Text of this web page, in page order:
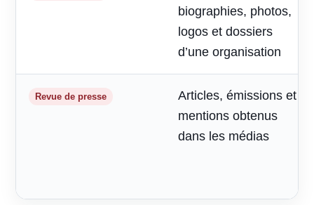
biographies, photos,
logos et dossiers
d’une organisation
Revue de presse
Articles, émissions et
mentions obtenus
dans les médias